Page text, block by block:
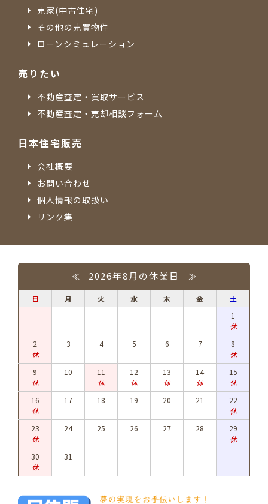
売家(中古住宅)
その他の売買物件
ローンシミュレーション
売りたい
不動産査定・買取サービス
不動産査定・売却相談フォーム
日本住宅販売
会社概要
お問い合わせ
個人情報の取扱い
リンク集
≪ 2026年8月の休業日 ≫
日 月 火 水 木 金
土
1
休
2
休
3 4 5 6 7
8
休
9
休
10
11
休
12
休
13
休
14
休
15
休
16
休
17 18 19 20 21
22
休
23
休
24 25 26 27 28
29
休
30
休
31